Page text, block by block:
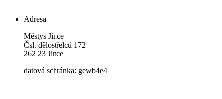
Adresa
Městys Jince
Čsl. dělostřelců 172
262 23 Jince
datová schránka: gewb4e4